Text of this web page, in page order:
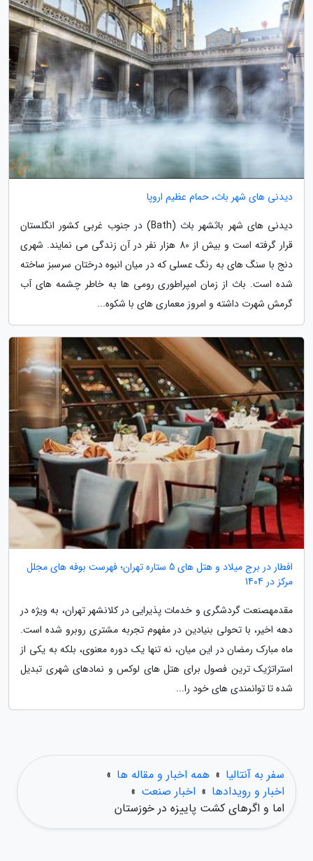
دیدنی های شهر باث، حمام عظیم اروپا
دیدنی های شهر باثشهر باث (Bath) در جنوب غربی کشور انگلستان
قرار گرفته است و بیش از 80 هزار نفر در آن زندگی می نمایند. شهری
دنج با سنگ های به رنگ عسلی که در میان انبوه درختان سرسبز ساخته
شده است. باث از زمان امپراطوری رومی ها به خاطر چشمه های آب
گرمش شهرت داشته و امروز معماری های با شکوه...
افطار در برج میلاد و هتل های 5 ستاره تهران؛ فهرست بوفه های مجلل
مرکز در 1404
مقدمهصنعت گردشگری و خدمات پذیرایی در کلانشهر تهران، به ویژه در
دهه اخیر، با تحولی بنیادین در مفهوم تجربه مشتری روبرو شده است.
ماه مبارک رمضان در این میان، نه تنها یک دوره معنوی، بلکه به یکی از
استراتژیک ترین فصول برای هتل های لوکس و نمادهای شهری تبدیل
شده تا توانمندی های خود را...
سفر به آنتالیا » همه اخبار و مقاله ها »
اخبار و رویدادها » اخبار صنعت »
اما و اگرهای کشت پاییزه در خوزستان